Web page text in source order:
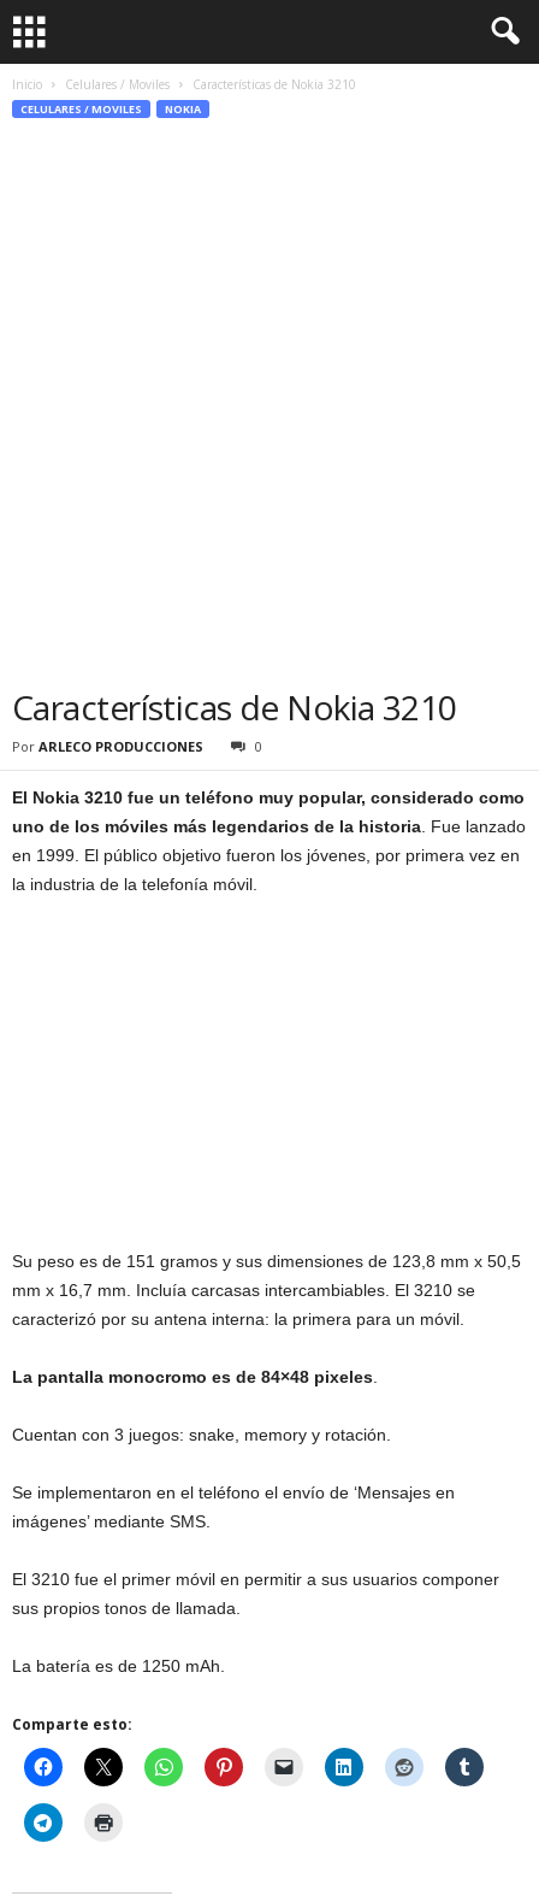
Inicio Celulares / Moviles Características de Nokia 3210
CELULARES / MOVILES NOKIA
Características de Nokia 3210
Por ARLECO PRODUCCIONES 0
El Nokia 3210 fue un teléfono muy popular, considerado como
uno de los móviles más legendarios de la historia . Fue lanzado
en 1999. El público objetivo fueron los jóvenes, por primera vez en
la industria de la telefonía móvil.
Su peso es de 151 gramos y sus dimensiones de 123,8 mm x 50,5
mm x 16,7 mm. Incluía carcasas intercambiables. El 3210 se
caracterizó por su antena interna: la primera para un móvil.
La pantalla monocromo es de 84×48 pixeles
Cuentan con 3 juegos: snake, memory y rotación.
Se implementaron en el teléfono el envío de ‘Mensajes en
imágenes’ mediante SMS.
El 3210 fue el primer móvil en permitir a sus usuarios componer
sus propios tonos de llamada.
La batería es de 1250 mAh.
Comparte esto: